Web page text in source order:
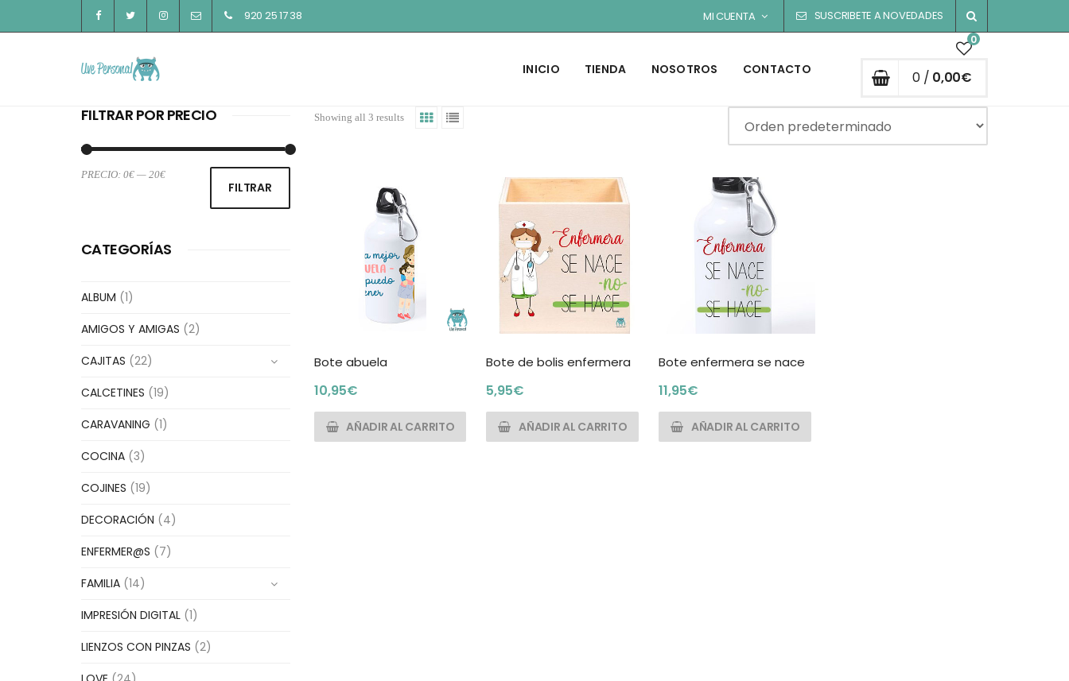
920 25 17 38 MI CUENTA SUSCRIBETE A NOVEDADES
INICIO TIENDA NOSOTROS CONTACTO
0
0 / 0,00€
Showing all 3 results
Bote abuela
10,95€
AÑADIR AL CARRITO
Bote de bolis enfermera
5,95€
AÑADIR AL CARRITO
Bote enfermera se nace
11,95€
AÑADIR AL CARRITO
FILTRAR POR PRECIO
mínimo
máximo
FILTRAR
PRECIO: 0€ — 20€
CATEGORÍAS
ALBUM (1)
AMIGOS Y AMIGAS (2)
CAJITAS (22)
CALCETINES (19)
CARAVANING (1)
COCINA (3)
COJINES (19)
DECORACIÓN (4)
ENFERMER@S (7)
FAMILIA (14)
IMPRESIÓN DIGITAL (1)
LIENZOS CON PINZAS (2)